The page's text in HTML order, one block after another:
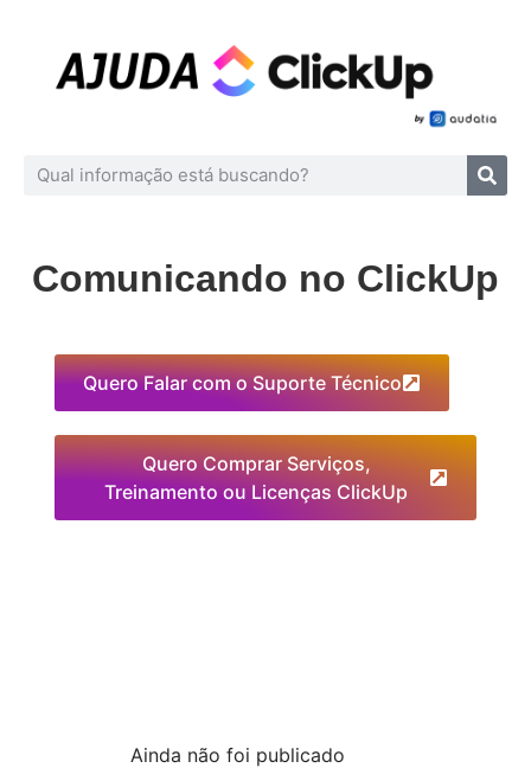
Comunicando no ClickUp
Quero Falar com o Suporte Técnico
Quero Comprar Serviços,
Treinamento ou Licenças ClickUp
Ainda não foi publicado